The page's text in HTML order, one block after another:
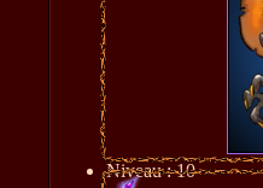
Niveau : 10